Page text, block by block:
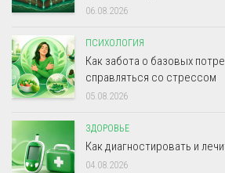
06.08.2026
ПСИХОЛОГИЯ
Как забота о базовых
справляться со стрессом
05.08.2026
ЗДОРОВЬЕ
Как диагностировать и
04.08.2026